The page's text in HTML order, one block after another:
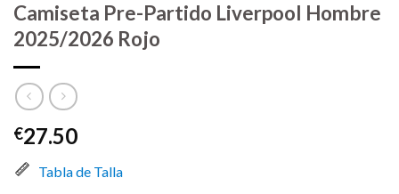
Camiseta Pre-Partido Liverpool Hombre
2025/2026 Rojo
€27.50
Tabla de Talla